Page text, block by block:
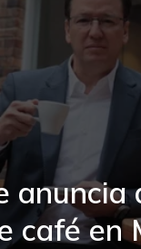
café en